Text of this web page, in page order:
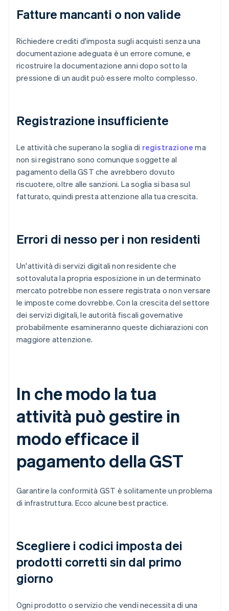
Fatture mancanti o non valide
Richiedere crediti d'imposta sugli acquisti senza una
documentazione adeguata è un errore comune, e
ricostruire la documentazione anni dopo sotto la
pressione di un audit può essere molto complesso.
Registrazione insufficiente
Le attività che superano la soglia di registrazione ma
non si registrano sono comunque soggette al
pagamento della GST che avrebbero dovuto
riscuotere, oltre alle sanzioni. La soglia si basa sul
fatturato, quindi presta attenzione alla tua crescita.
Errori di nesso per i non residenti
Un'attività di servizi digitali non residente che
sottovaluta la propria esposizione in un determinato
mercato potrebbe non essere registrata o non versare
le imposte come dovrebbe. Con la crescita del settore
dei servizi digitali, le autorità fiscali governative
probabilmente esamineranno queste dichiarazioni con
maggiore attenzione.
In che modo la tua
attività può gestire in
modo efficace il
pagamento della GST
Garantire la conformità GST è solitamente un problema
di infrastruttura. Ecco alcune best practice.
Scegliere i codici imposta dei
prodotti corretti sin dal primo
giorno
Ogni prodotto o servizio che vendi necessita di una